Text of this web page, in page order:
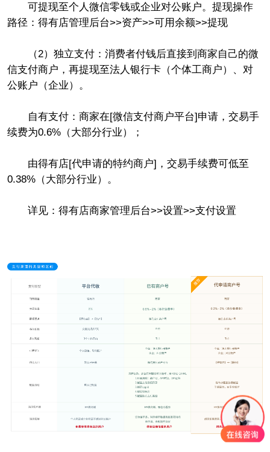
可提现至个人微信零钱或企业对公账户。提现操作
路径：得有店管理后台>>资产>>可用余额>>提现
（2）独立支付：消费者付钱后直接到商家自己的微
信支付商户，再提现至法人银行卡（个体工商户）、对
公账户（企业）。
自有支付：商家在[微信支付商户平台]申请，交易手
续费为0.6%（大部分行业）；
由得有店[代申请的特约商户]，交易手续费可低至
0.38%（大部分行业）。
详见：得有店商家管理后台>>设置>>支付设置